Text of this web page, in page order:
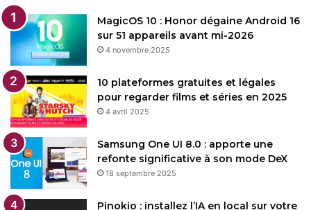
MagicOS 10 : Honor dégaine Android 16
sur 51 appareils avant mi-2026
4 novembre 2025
10 plateformes gratuites et légales
pour regarder films et séries en 2025
4 avril 2025
Samsung One UI 8.0 : apporte une
refonte significative à son mode DeX
18 septembre 2025
Pinokio : installez l’IA en local sur votre